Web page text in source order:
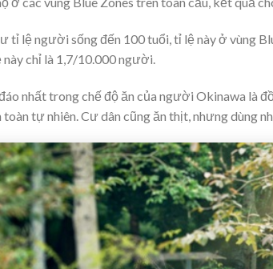
tỉ lệ người sống đến 100 tuổi, tỉ lệ này ở vùng
chỉ là 1,7/10.000 người.
nhất trong chế độ ăn của người Okinawa là
tự nhiên. Cư dân cũng ăn thịt, nhưng dùng